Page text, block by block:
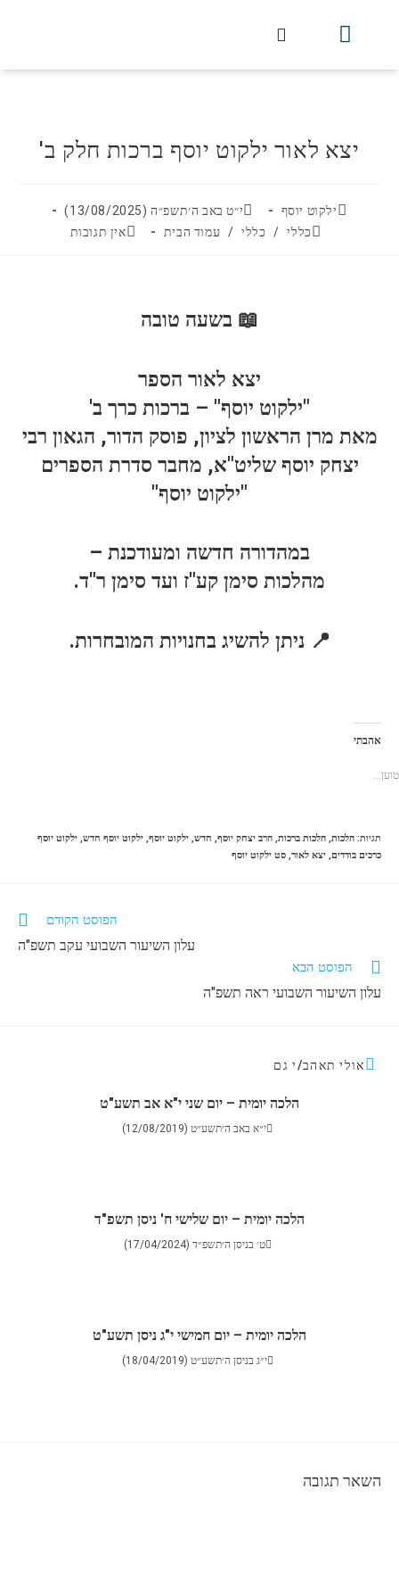
יצא לאור ילקוט יוסף ברכות חלק ב'
ילקוט יוסף
י״ט באב ה׳תשפ״ה (13/08/2025)
כללי / כללי / עמוד הבית אין תגובות
📖 בשעה טובה
יצא לאור הספר
"ילקוט יוסף" – ברכות כרך ב'
מאת מרן הראשון לציון, פוסק הדור, הגאון רבי
יצחק יוסף שליט"א, מחבר סדרת הספרים
"ילקוט יוסף"
במהדורה חדשה ומעודכנת –
מהלכות סימן קע"ז ועד סימן ר"ד.
📍 ניתן להשיג בחנויות המובחרות.
אהבתי
טוען...
תגיות: הלכות הלכות ברכות הרב יצחק יוסף חדש ילקוט יוסף ילקוט יוסף חדש ילקוט יוסף
כרכים בודדים יצא לאור סט ילקוט יוסף
הפוסט הקודם
עלון השיעור השבועי עקב תשפ"ה
הפוסט הבא
עלון השיעור השבועי ראה תשפ"ה
אולי תאהב/י גם
הלכה יומית – יום שני י"א אב תשע"ט
י״א באב ה׳תשע״ט (12/08/2019)
הלכה יומית – יום שלישי ח' ניסן תשפ"ד
ט׳ בניסן ה׳תשפ״ד (17/04/2024)
הלכה יומית – יום חמישי י"ג ניסן תשע"ט
י״ג בניסן ה׳תשע״ט (18/04/2019)
השאר תגובה